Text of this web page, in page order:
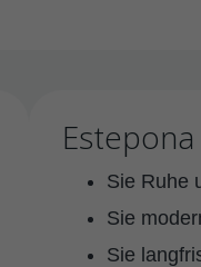
Sie Ruhe
Sie
Sie